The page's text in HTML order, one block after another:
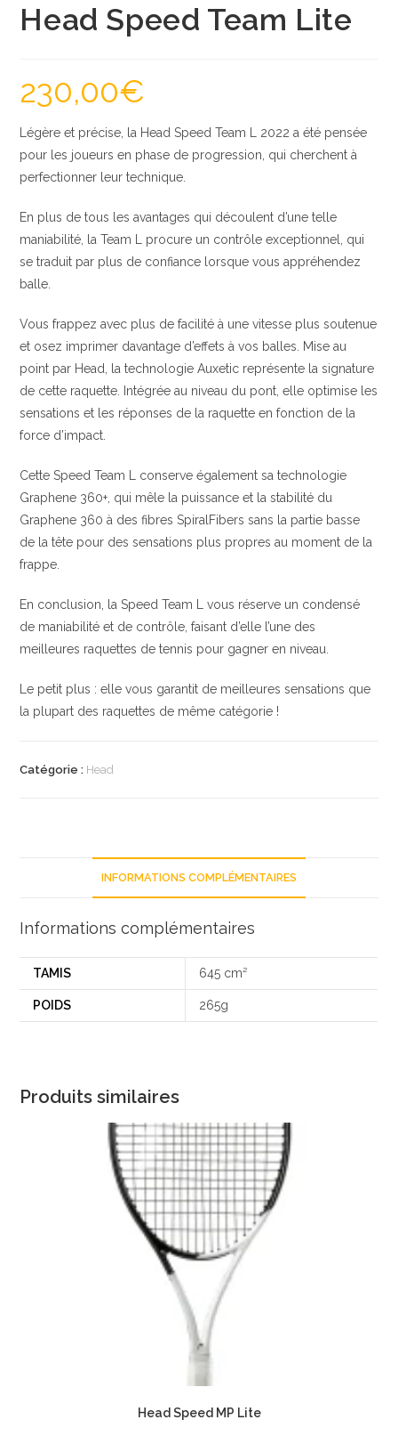
Head Speed Team Lite
230,00€
Légère et précise, la Head Speed Team L 2022 a été pensée
pour les joueurs en phase de progression, qui cherchent à
perfectionner leur technique.
En plus de tous les avantages qui découlent d’une telle
maniabilité, la Team L procure un contrôle exceptionnel, qui
se traduit par plus de confiance lorsque vous appréhendez
balle.
Vous frappez avec plus de facilité à une vitesse plus soutenue
et osez imprimer davantage d’effets à vos balles. Mise au
point par Head, la technologie Auxetic représente la signature
de cette raquette. Intégrée au niveau du pont, elle optimise les
sensations et les réponses de la raquette en fonction de la
force d’impact.
Cette Speed Team L conserve également sa technologie
Graphene 360+, qui mêle la puissance et la stabilité du
Graphene 360 à des fibres SpiralFibers sans la partie basse
de la tête pour des sensations plus propres au moment de la
frappe.
En conclusion, la Speed Team L vous réserve un condensé
de maniabilité et de contrôle, faisant d’elle l’une des
meilleures raquettes de tennis pour gagner en niveau.
Le petit plus : elle vous garantit de meilleures sensations que
la plupart des raquettes de même catégorie !
Catégorie : Head
INFORMATIONS COMPLÉMENTAIRES
Informations complémentaires
TAMIS 645 cm²
POIDS 265g
Produits similaires
Head Speed MP Lite